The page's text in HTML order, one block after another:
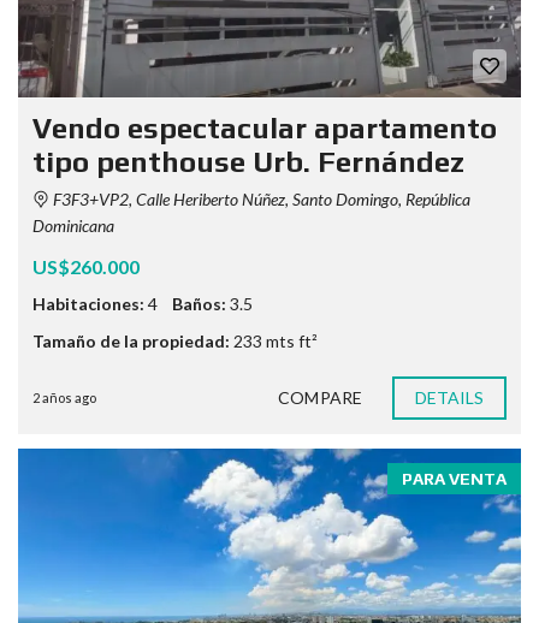
Vendo espectacular apartamento
tipo penthouse Urb. Fernández
F3F3+VP2, Calle Heriberto Núñez, Santo Domingo, República
Dominicana
US$260.000
Habitaciones: 4 Baños: 3.5
Tamaño de la propiedad: 233 mts ft²
2 años ago COMPARE DETAILS
PARA VENTA